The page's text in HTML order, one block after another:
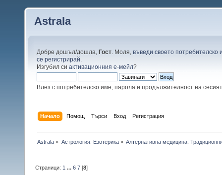
Astrala
Добре дошъл/дошла, Гост . Моля, въведи своето потребителско
се регистрирай
Изгубил си активационния е-мейл?
Влез с потребителско име, парола и продължителност на
Начало Помощ Търси Вход Регистрация
Astrala » Астрология. Езотерика» Алтернативна медицина.
Страници: 1 ...6 7 [8]